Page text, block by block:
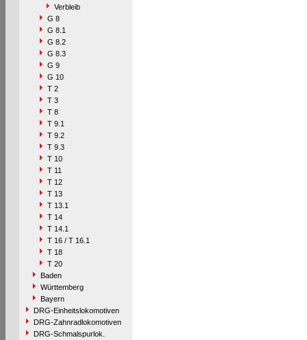
Verbleib
G 8
G 8.1
G 8.2
G 8.3
G 9
G 10
T 2
T 3
T 8
T 9.1
T 9.2
T 9.3
T 10
T 11
T 12
T 13
T 13.1
T 14
T 14.1
T 16 / T 16.1
T 18
T 20
Baden
Württemberg
Bayern
DRG-Einheitslokomotiven
DRG-Zahnradlokomotiven
DRG-Schmalspurlok.